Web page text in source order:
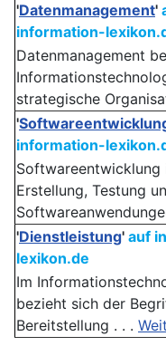
'Datenmanagement'
information-
Datenmanagement
strategische
'
information-
Softwareentwicklung
Erstellung, Testung
'Dienstleistung' auf
lexikon.de
Im
bezieht sich der
Bereitstellung . . .